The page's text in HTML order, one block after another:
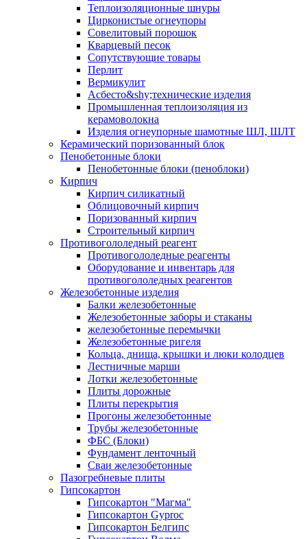
Теплоизоляционные шнуры
Цирконистые огнеупоры
Совелитовый порошок
Кварцевый песок
Сопутствующие товары
Перлит
Вермикулит
Асбесто&shy;технические изделия
Промышленная теплоизоляция из
керамоволокна
Изделия огнеупорные шамотные ШЛ, ШЛТ
Керамический поризованный блок
Пенобетонные блоки
Пенобетонные блоки (пеноблоки)
Кирпич
Кирпич силикатный
Облицовочный кирпич
Поризованный кирпич
Строительный кирпич
Противогололедный реагент
Противогололедные реагенты
Оборудование и инвентарь для
противогололедных реагентов
Железобетонные изделия
Балки железобетонные
Железобетонные заборы и стаканы
железобетонные перемычки
Железобетонные ригеля
Кольца, днища, крышки и люки колодцев
Лестничные марши
Лотки железобетонные
Плиты дорожные
Плиты перекрытия
Прогоны железобетонные
Трубы железобетонные
ФБС (Блоки)
Фундамент ленточный
Сваи железобетонные
Пазогребневые плиты
Гипсокартон
Гипсокартон "Магма"
Гипсокартон Gyproc
Гипсокартон Белгипс